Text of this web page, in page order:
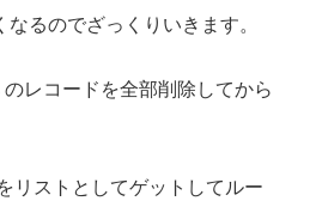
るのでざっくりいきます。
レコードを全部削除してから
リストとしてゲットしてルー